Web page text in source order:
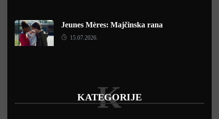
Jeunes Mères: Majčinska rana
15.07.2026.
KATEGORIJE
K